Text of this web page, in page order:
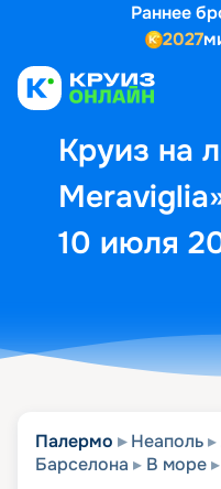
Раннее
2027
Круиз на
10 июля
Палермо Неаполь
Барселона
В море